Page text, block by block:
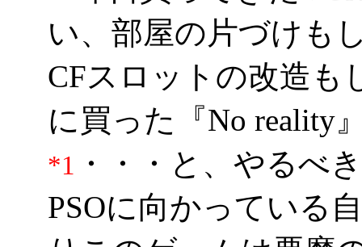
い、部屋の片づけも
CFスロットの改造も
に買った『No reality
*1 ・・・と、やるべ
PSOに向かっている